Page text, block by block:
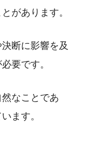
があります。
断に影響を及
要です。
なことであ
ます。